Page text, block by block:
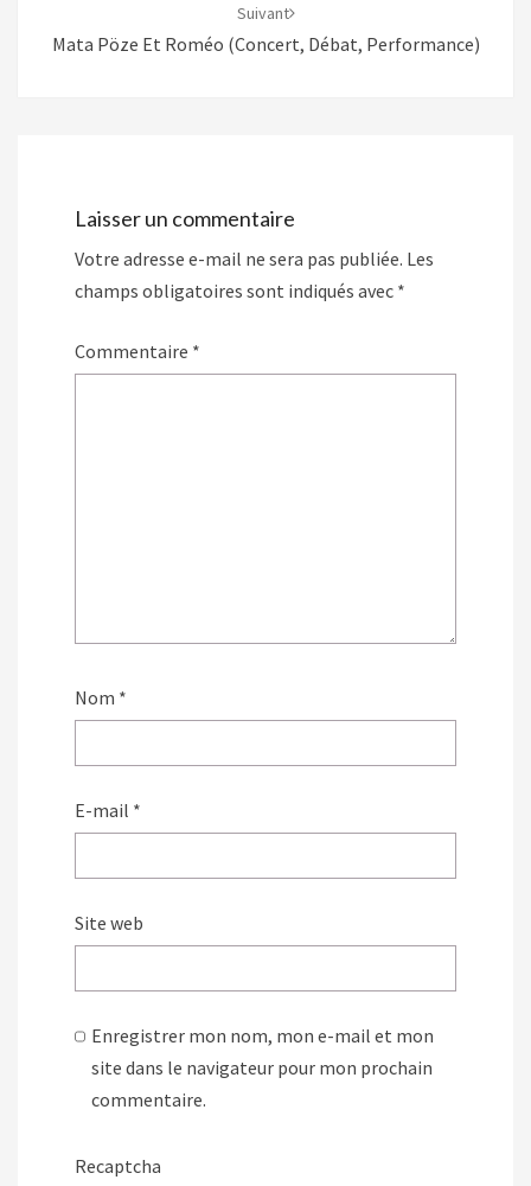
Suivant
Mata Pöze Et Roméo (concert, Débat, Performance)
Laisser un commentaire
Votre adresse e-mail ne sera pas publiée. Les
champs obligatoires sont indiqués avec *
Commentaire *
Nom *
E-mail *
Site web
Enregistrer mon nom, mon e-mail et mon
site dans le navigateur pour mon prochain
commentaire.
Recaptcha